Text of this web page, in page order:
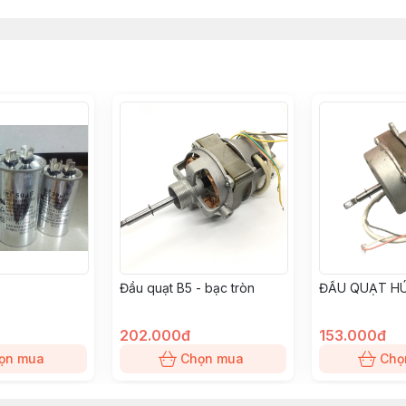
mua
Đầu quạt B5 - bạc tròn
202.000đ
Chọn mua
ĐẦU QUẠT
153.000đ